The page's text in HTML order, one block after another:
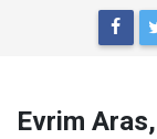
Evrim Aras,